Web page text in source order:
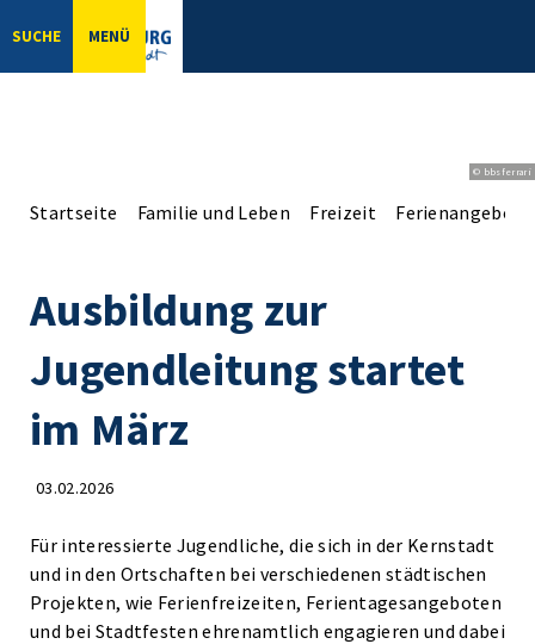
SUCHE MENÜ
© bbsferrari
Startseite Familie und Leben Freizeit Ferienangebote
Ausbildung zur
Jugendleitung startet
im März
03.02.2026
Für interessierte Jugendliche, die sich in der Kernstadt
und in den Ortschaften bei verschiedenen städtischen
Projekten, wie Ferienfreizeiten, Ferientagesangeboten
und bei Stadtfesten ehrenamtlich engagieren und dabei